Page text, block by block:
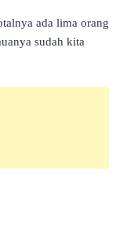
ada lima orang
sudah kita